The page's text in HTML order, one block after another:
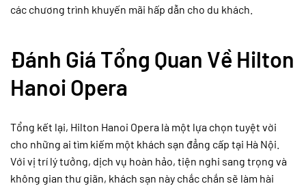
các chương trình khuyến mãi hấp dẫn cho du khách.
Đánh Giá Tổng Quan Về Hilton
Hanoi Opera
Tổng kết lại, Hilton Hanoi Opera là một lựa chọn tuyệt vời
cho những ai tìm kiếm một khách sạn đẳng cấp tại Hà Nội.
Với vị trí lý tưởng, dịch vụ hoàn hảo, tiện nghi sang trọng và
không gian thư giãn, khách sạn này chắc chắn sẽ làm hài